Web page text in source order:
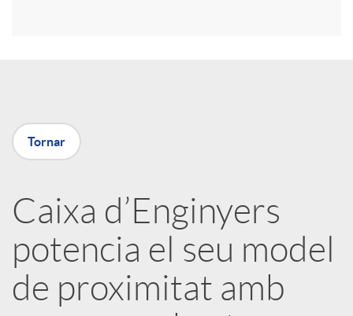
X
r
x
Tornar
Caixa d’Enginyers
potencia el seu model
de proximitat amb